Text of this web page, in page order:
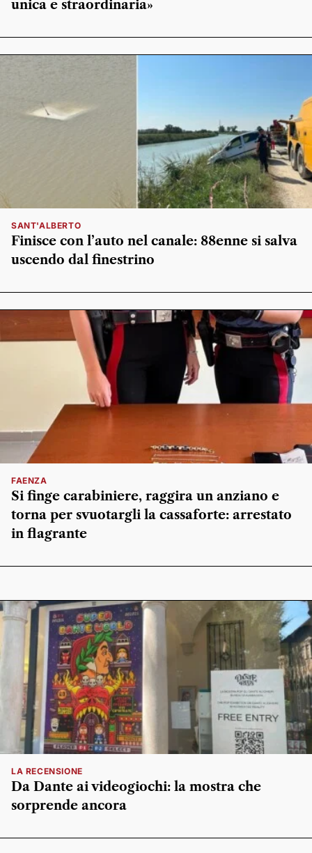
unica e straordinaria»
SANT'ALBERTO
Finisce con l’auto nel canale: 88enne si salva
uscendo dal finestrino
FAENZA
Si finge carabiniere, raggira un anziano e
torna per svuotargli la cassaforte: arrestato
in flagrante
LA RECENSIONE
Da Dante ai videogiochi: la mostra che
sorprende ancora